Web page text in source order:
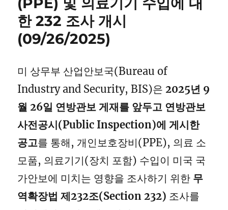
한 232 조사 개시
(09/26/2025)
미 상무부 산업안보국(Bureau of
Industry and Security, BIS)은 2025년 9
월 26일 연방관보 게재를 앞두고 연방관보
사전공시(Public Inspection)에 게시한
공고를 통해, 개인보호장비(PPE), 의료 소
모품, 의료기기(장치 포함) 수입이 미국 국
가안보에 미치는 영향을 조사하기 위한 무
역확장법 제232조(Section 232) 조사를